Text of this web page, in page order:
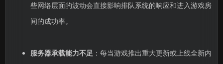
些网络层面的波动会直接影响排队系统的响应和进入游戏房
间的成功率。
服务器承载能力不足 ：每当游戏推出重大更新或上线全新内